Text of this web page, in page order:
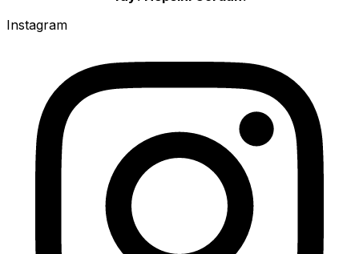
Instagram